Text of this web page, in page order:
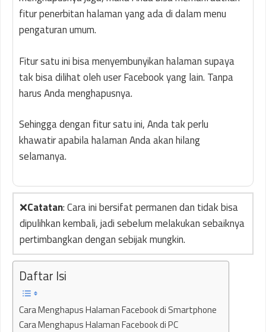
fitur penerbitan halaman yang ada di dalam menu
pengaturan umum.
Fitur satu ini bisa menyembunyikan halaman supaya
tak bisa dilihat oleh user Facebook yang lain. Tanpa
harus Anda menghapusnya.
Sehingga dengan fitur satu ini, Anda tak perlu
khawatir apabila halaman Anda akan hilang
selamanya.
❌Catatan: Cara ini bersifat permanen dan tidak bisa
dipulihkan kembali, jadi sebelum melakukan sebaiknya
pertimbangkan dengan sebijak mungkin.
Daftar Isi
Cara Menghapus Halaman Facebook di Smartphone
Cara Menghapus Halaman Facebook di PC